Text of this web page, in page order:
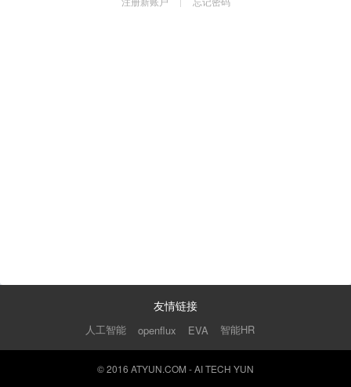
友情链接
人工智能 openflux EVA 智能HR
© 2016 ATYUN.COM - AI TECH YUN